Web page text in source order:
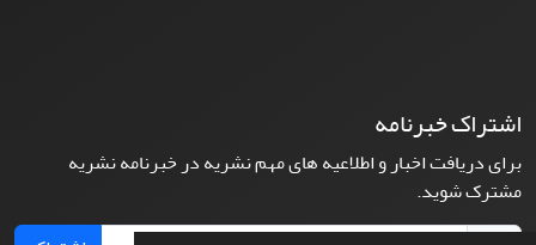
اشتراک خبرنامه
برای دریافت اخبار و اطلاعیه های مهم نشریه در خبرنامه نشریه
مشترک شوید.